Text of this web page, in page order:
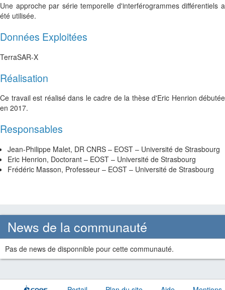
Une approche par série temporelle d'interférogrammes différentiels a
été utilisée.
Données Exploitées
TerraSAR-X
Réalisation
Ce travail est réalisé dans le cadre de la thèse d'Eric Henrion débutée
en 2017.
Responsables
Jean-Philippe Malet, DR CNRS – EOST – Université de Strasbourg
Eric Henrion, Doctorant – EOST – Université de Strasbourg
Frédéric Masson, Professeur – EOST – Université de Strasbourg
News de la communauté
Pas de news de disponnible pour cette communauté.